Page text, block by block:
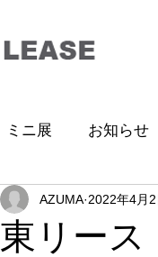
ミニ展 お知らせ
東リー
AZUMA 2022年4月2